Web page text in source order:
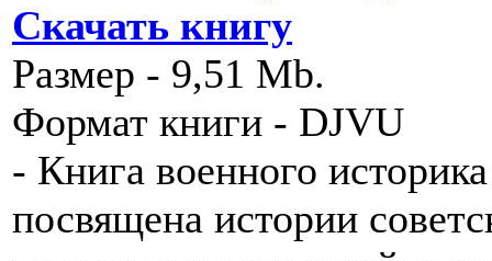
Скачать книгу
Размер - 9,51 Mb.
Формат книги - DJVU
- Книга военного
посвящена истории